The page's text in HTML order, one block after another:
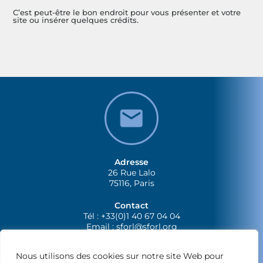
Nous utilisons des cookies sur notre site Web pour
C’est peut-être le bon endroit pour vous présenter et votre
site ou insérer quelques crédits.
Adresse
26 Rue Lalo
75116, Paris
Contact
Tél : +33(0)1 40 67 04 04
Email :sforl@sforl.org